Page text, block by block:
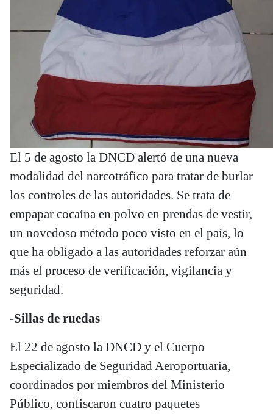
El 5 de agosto la DNCD alertó de una nueva
modalidad del narcotráfico para tratar de burlar
los controles de las autoridades. Se trata de
empapar cocaína en polvo en prendas de vestir,
un novedoso método poco visto en el país, lo
que ha obligado a las autoridades reforzar aún
más el proceso de verificación, vigilancia y
seguridad.
-Sillas de ruedas
El 22 de agosto la DNCD y el Cuerpo
Especializado de Seguridad Aeroportuaria,
coordinados por miembros del Ministerio
Público, confiscaron cuatro paquetes